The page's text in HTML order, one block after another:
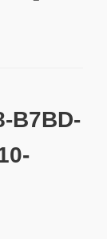
B7BD-